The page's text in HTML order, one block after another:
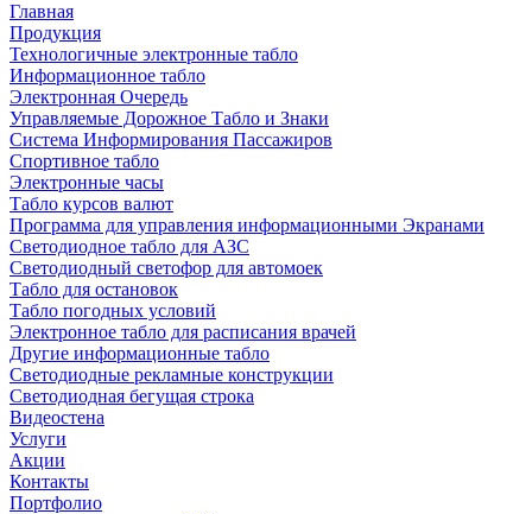
Главная
Продукция
Технологичные электронные табло
Информационное табло
Электронная Очередь
Управляемые Дорожное Табло и Знаки
Система Информирования Пассажиров
Спортивное табло
Электронные часы
Табло курсов валют
Программа для управления информационными Экранами
Светодиодное табло для АЗС
Светодиодный светофор для автомоек
Табло для остановок
Табло погодных условий
Электронное табло для расписания врачей
Другие информационные табло
Светодиодные рекламные конструкции
Светодиодная бегущая строка
Видеостена
Услуги
Акции
Контакты
Портфолио